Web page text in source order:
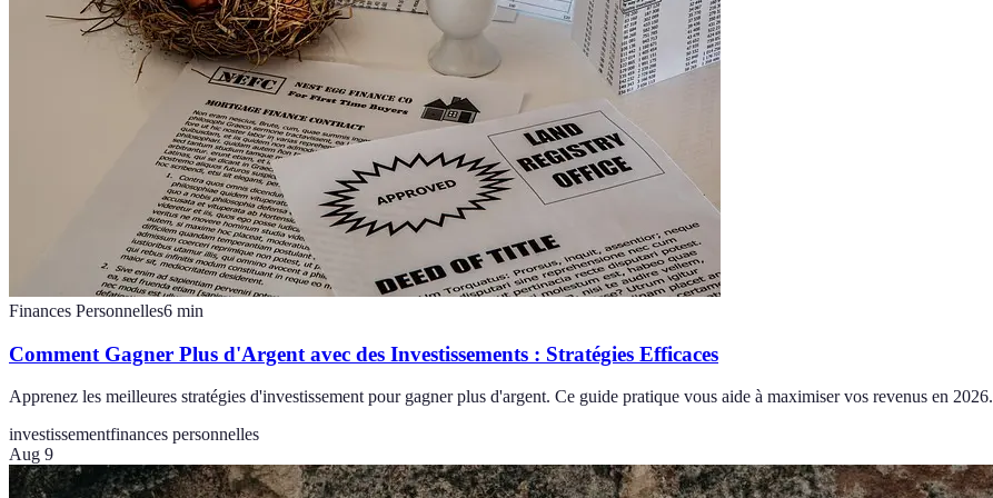
Finances Personnelles6 min
Comment Gagner Plus d'Argent avec des Investissements : Stratégies Efficaces
Apprenez les meilleures stratégies d'investissement pour gagner plus d'argent. Ce guide pratique vous aide à maximiser vos revenus en 2026.
investissementfinances personnelles
Aug 9